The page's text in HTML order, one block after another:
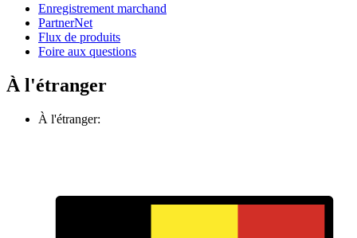
Enregistrement marchand
PartnerNet
Flux de produits
Foire aux questions
À l'étranger
À l'étranger: